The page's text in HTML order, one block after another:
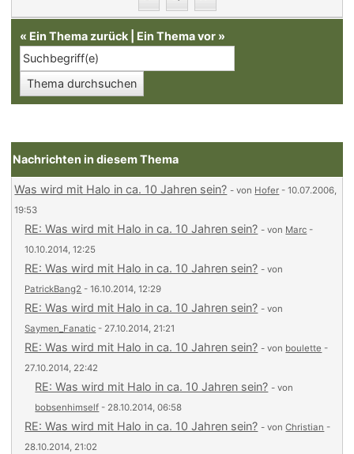
« Ein Thema zurück Ein Thema vor »
Nachrichten in diesem Thema
Was wird mit Halo in ca. 10 Jahren sein? - von Hofer - 10.07.2006,
19:53
RE: Was wird mit Halo in ca. 10 Jahren sein? - von Marc -
10.10.2014, 12:25
RE: Was wird mit Halo in ca. 10 Jahren sein? - von
PatrickBang2 - 16.10.2014, 12:29
RE: Was wird mit Halo in ca. 10 Jahren sein? - von
Saymen_Fanatic - 27.10.2014, 21:21
RE: Was wird mit Halo in ca. 10 Jahren sein? - von boulette -
27.10.2014, 22:42
RE: Was wird mit Halo in ca. 10 Jahren sein? - von
bobsenhimself - 28.10.2014, 06:58
RE: Was wird mit Halo in ca. 10 Jahren sein? - vonChristian -
28.10.2014, 21:02